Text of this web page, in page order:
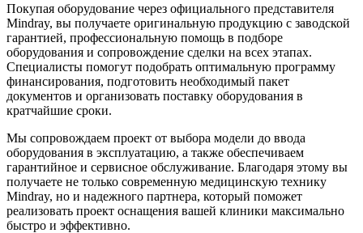
Покупая оборудование через официального представителя
Mindray, вы получаете оригинальную продукцию с заводской
гарантией, профессиональную помощь в подборе
оборудования и сопровождение сделки на всех этапах.
Специалисты помогут подобрать оптимальную программу
финансирования, подготовить необходимый пакет
документов и организовать поставку оборудования в
кратчайшие сроки.
Мы сопровождаем проект от выбора модели до ввода
оборудования в эксплуатацию, а также обеспечиваем
гарантийное и сервисное обслуживание. Благодаря этому вы
получаете не только современную медицинскую технику
Mindray, но и надежного партнера, который поможет
реализовать проект оснащения вашей клиники максимально
быстро и эффективно.